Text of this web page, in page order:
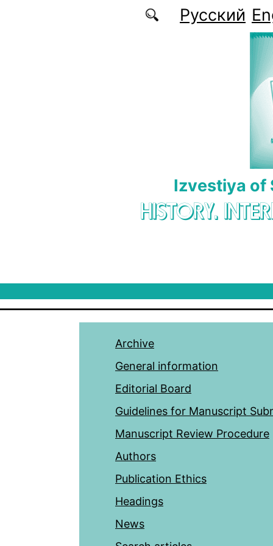
Русский
Izvestiya of
HISTORY.
Archive
General information
Editorial Board
Guidelines for Manuscript
Manuscript Review Procedure
Authors
Publication Ethics
Headings
News